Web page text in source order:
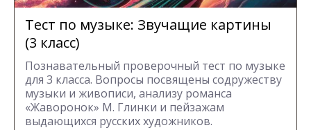
Тест по музыке: Звучащие картины
(3 класс)
Познавательный проверочный тест по музыке
для 3 класса. Вопросы посвящены содружеству
музыки и живописи, анализу романса
«Жаворонок» М. Глинки и пейзажам
выдающихся русских художников.